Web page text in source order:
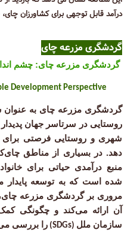
درآمد قابل توجهی برای کشاورزان چای،
گردشگری مزرعه چای
گردشگری مزرعه چای: چشم انداز
Development Perspective
گردشگری مزرعه چای به عنوان
روستایی در سرتاسر جهان
شهری و روستایی فرصتی برای
دهد. در بسیاری از مناطق
منبع درآمدی حیاتی برای
شده است که به توسعه پایدار
مروری بر گردشگری مزرعه
آن ارائه می‌کند و چگونگی
سازمان ملل (SDGs) را بررسی